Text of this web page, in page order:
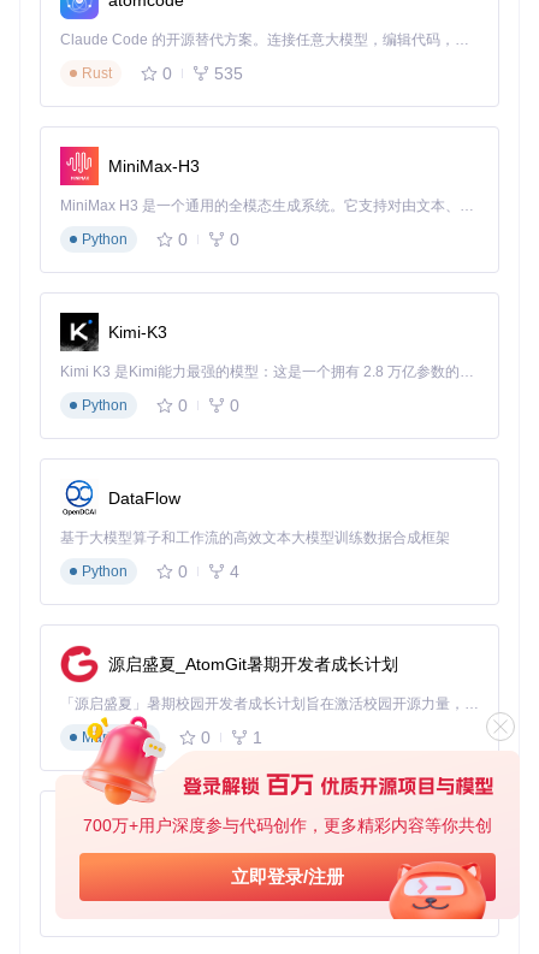
700万+用户深度参与代码创作，更多精彩内容等你共创
立即登录/注册
核心价值：三大突破带来的效率提升
突破VIP权限限制
息桥梁）进行交互，绕过了VIP权限验证机制。这意味着用户
无需开通VIP会员，就能够下载各种VIP歌曲，让音乐欣赏不再
受限于网络和会员身份。
优化歌单批量操作
工具在网页版界面上新增了批量操作功能，能够快速加载所有
发行时间、热度等多种方式智能排序，还能进行批量下载、转
存云盘等操作，极大地提高了歌单管理效率。
提升云盘传输速度
采用智能快传技术，直接通过服务器之间的传输来完成歌曲转
存，跳过了本地文件下载再上传的环节。这一创新技术使得原
速将喜欢的歌曲收录到云盘。
实现路径：从环境准备到功能激活
环境准备
安装TamperMonkey插件
Monkey插件，这是运行用户脚本的必备工具。你可以在浏览
器的应用商店中搜索并安装该插件。
🔍克隆项目代码：打开终端，输入以下命令克隆项目：
git clone
核心功能激活
导入脚本文件
本"，然后将克隆项目中的脚本文件导入。
：确保TamperMonkey设置中启用了浏览器A
PI下载权限，否则可能导致下载功能无法正常使用。
Claude Code 的开源替代方案。连接任意大模型，编辑代码，运行命令，自动验证 — 全自动执行。用 Rust 构建，极致性能。 ｜ An open-source alternative to Claude Code. Connect any LLM, edit code, run commands, and verify changes — autonomously. Built in Rust for speed. Get Started
Rust
0 535
MiniMax-H3
MiniMax H3 是一个通用的全模态生成系统。它支持对由文本、图像、视频和音频组成的多模态上下文进行统一理解，并能生成分辨率高达 2K、时长可达 15 秒的带原生立体声音频的视频。得益于面向任务泛化的系统设计，H3 在预训练阶段就已具备广泛的多模态上下文理解与生成能力，能够出色地执行复杂的多模态指令。
Python
0 0
Kimi-K3
Kimi K3 是Kimi能力最强的模型：这是一个拥有 2.8 万亿参数的混合专家（MoE）模型，具备原生视觉理解能力，并支持 100 万 token 的上下文窗口。
Python
0 0
DataFlow
基于大模型算子和工作流的高效文本大模型训练数据合成框架
Python
0 4
源启盛夏_AtomGit暑期开发者成长计划
「源启盛夏」暑期校园开发者成长计划旨在激活校园开源力量，通过积分激励、认证扶持、资源倾斜等形式，引导高校组织和开发者完成「入驻 — 建项目 — 做贡献 — 获认证 — 得资源」的完整闭环。无论你是想带领社团入驻平台的组织者，还是希望用代码贡献证明自己的开发者，都能在这里找到属于你的成长路径。
Markdown
0 1
py-xiaozhi
基于Python的Xiaozhi AI，适用于想要完整Xiaozhi体验而无需拥有专用硬件的用户。
Python
0 1